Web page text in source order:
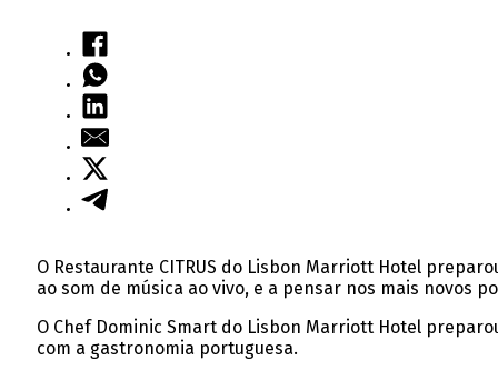
O Restaurante CITRUS do Lisbon Marriott Hotel
ao som de música ao vivo, e a pensar nos mais novos
O Chef Dominic Smart do Lisbon Marriott Hotel
com a gastronomia portuguesa.